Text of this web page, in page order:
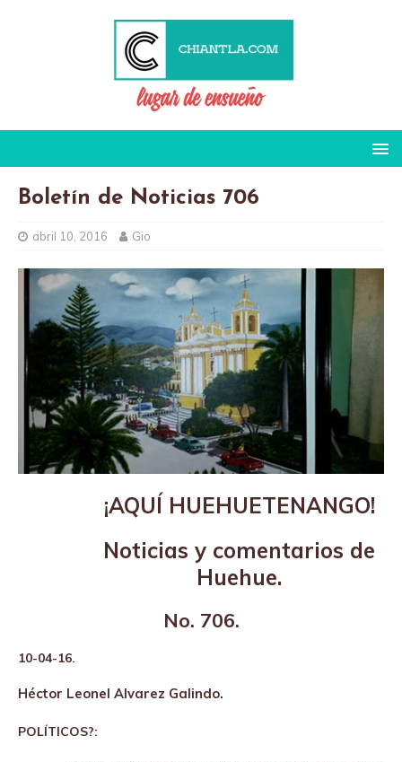
Boletín de Noticias 706
abril 10, 2016 Gio
¡AQUÍ HUEHUETENANGO!
Noticias y comentarios de
Huehue.
No. 706.
10-04-16.
Héctor Leonel Alvarez Galindo.
POLÍTICOS?: